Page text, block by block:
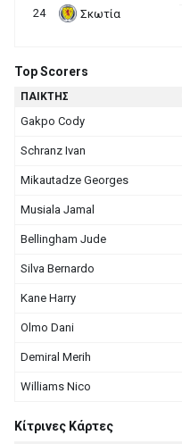
24 Σκωτία
Top Scorers
ΠΑΙΚΤΗΣ
Gakpo Cody
Schranz Ivan
Mikautadze Georges
Musiala Jamal
Bellingham Jude
Silva Bernardo
Kane Harry
Olmo Dani
Demiral Merih
Williams Nico
Κίτρινες Κάρτες